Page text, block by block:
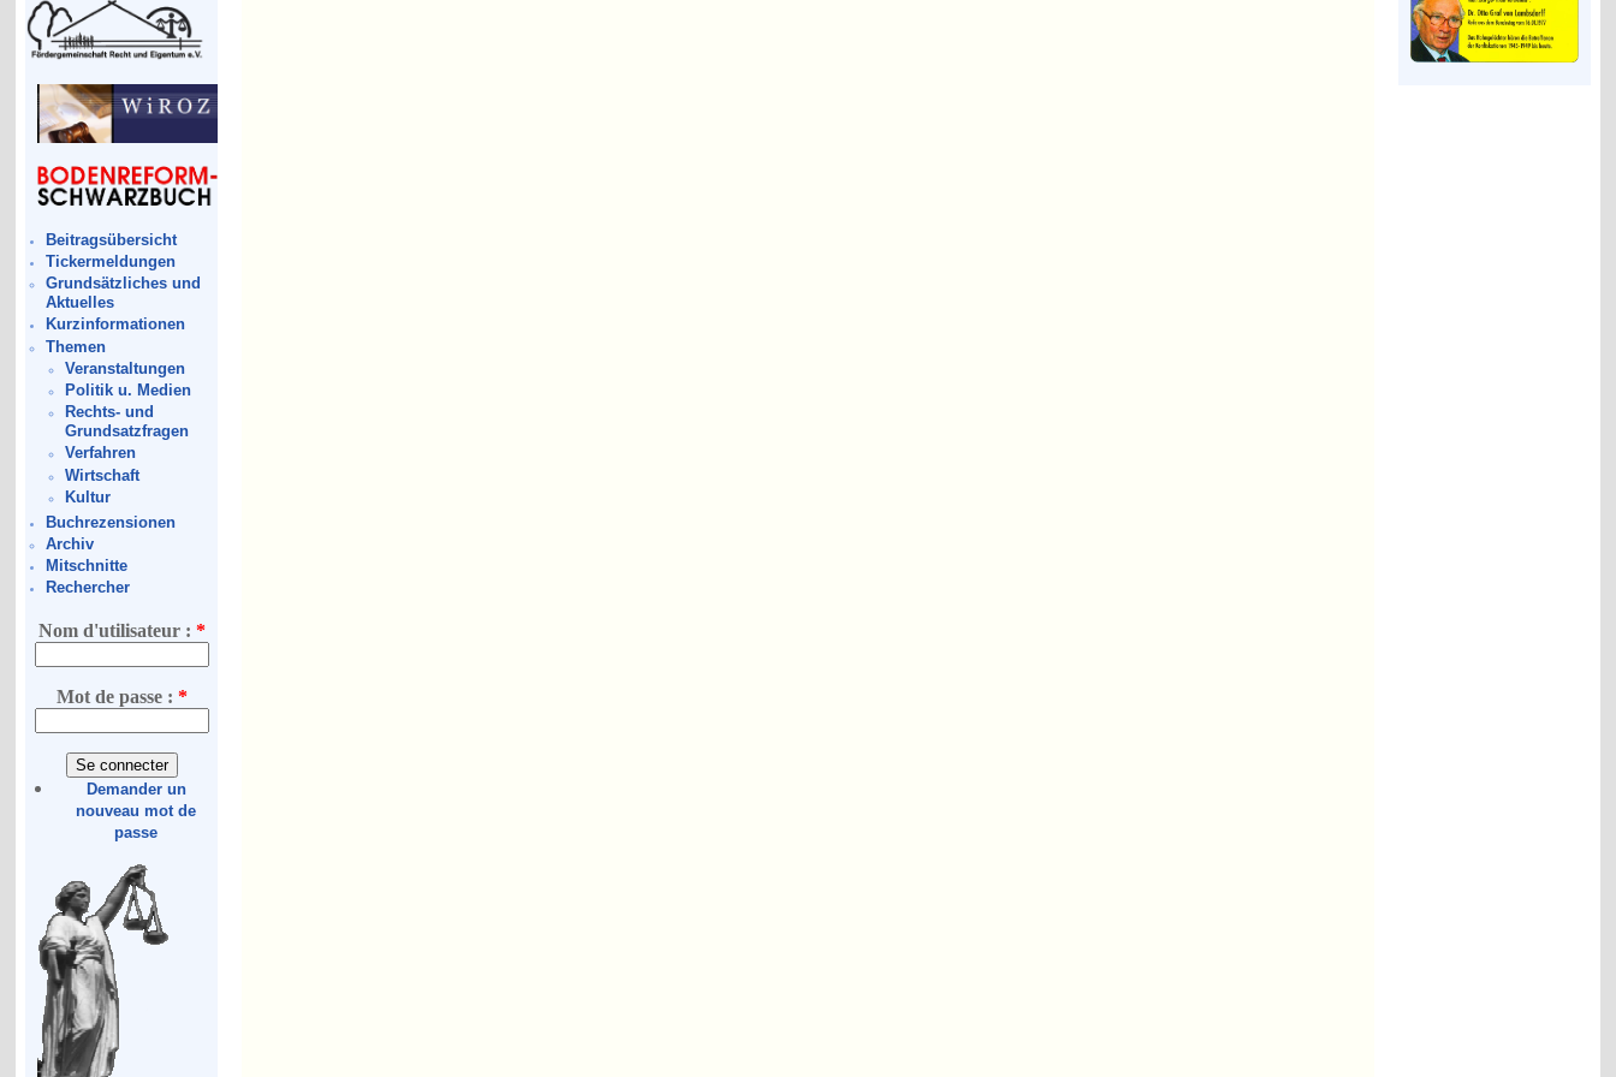
Beitragsübersicht
Tickermeldungen
Grundsätzliches und
Aktuelles
Kurzinformationen
Themen
Veranstaltungen
Politik u. Medien
Rechts- und
Grundsatzfragen
Verfahren
Wirtschaft
Kultur
Buchrezensionen
Archiv
Mitschnitte
Rechercher
Nom d'utilisateur : *
Mot de passe : *
Demander un
nouveau mot de
passe